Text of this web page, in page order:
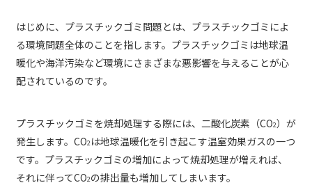
はじめに、プラスチックゴミ問題とは、プラスチックゴミによ
る環境問題全体のことを指します。プラスチックゴミは地球温
暖化や海洋汚染など環境にさまざまな悪影響を与えることが心
配されているのです。
プラスチックゴミを焼却処理する際には、二酸化炭素（CO2）が
発生します。CO2は地球温暖化を引き起こす温室効果ガスの一つ
です。プラスチックゴミの増加によって焼却処理が増えれば、
それに伴ってCO2の排出量も増加してしまいます。